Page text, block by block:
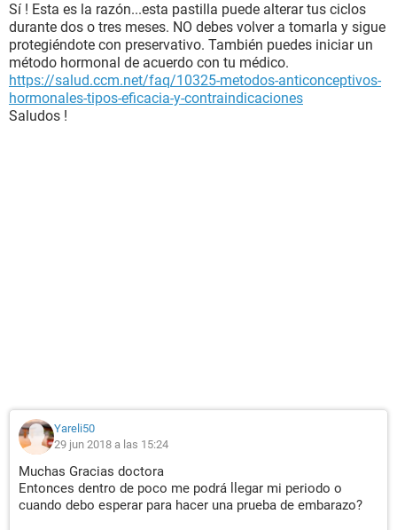
Sí ! Esta es la razón...esta pastilla puede alterar tus ciclos
durante dos o tres meses. NO debes volver a tomarla y sigue
protegiéndote con preservativo. También puedes iniciar un
método hormonal de acuerdo con tu médico.
https://salud.ccm.net/faq/10325-metodos-anticonceptivos-
hormonales-tipos-eficacia-y-contraindicaciones
Saludos !
Yareli50
29 jun 2018 a las 15:24
Muchas Gracias doctora
Entonces dentro de poco me podrá llegar mi periodo o
cuando debo esperar para hacer una prueba de embarazo?